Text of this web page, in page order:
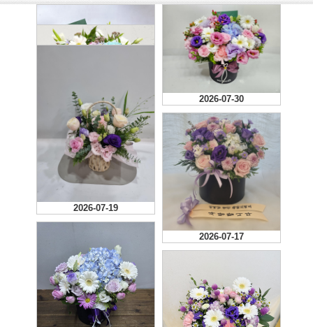
2026-08-01
2026-07-30
2026-07-23
2026-07-19
2026-07-17